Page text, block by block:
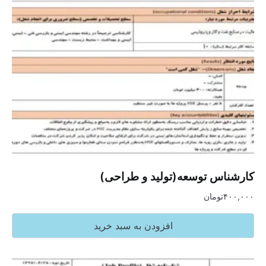
کارشناس توسعه(تولید و طراحی)
۴۰۰,۰۰۰تومان
افزودن به سبد خرید